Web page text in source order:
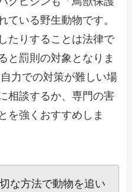
ている野生動物です。
たりすることは法律で
と罰則の対象となりま
力での対策が難しい場
相談するか、専門の害
を強くおすすめしま
な方法で動物を追い